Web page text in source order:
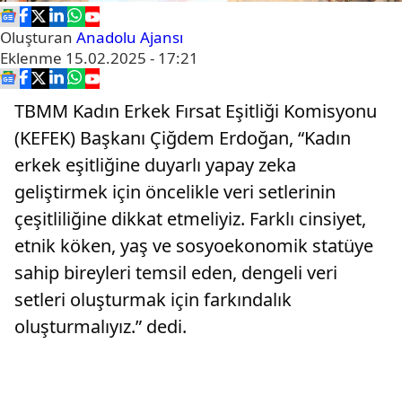
Oluşturan Anadolu Ajansı
Eklenme 15.02.2025 - 17:21
TBMM Kadın Erkek Fırsat Eşitliği Komisyonu
(KEFEK) Başkanı Çiğdem Erdoğan, “Kadın
erkek eşitliğine duyarlı yapay zeka
geliştirmek için öncelikle veri setlerinin
çeşitliliğine dikkat etmeliyiz. Farklı cinsiyet,
etnik köken, yaş ve sosyoekonomik statüye
sahip bireyleri temsil eden, dengeli veri
setleri oluşturmak için farkındalık
oluşturmalıyız.” dedi.